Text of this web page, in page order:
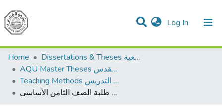
Log In (current)
Communities & Collections
All of DSpace
Home
Dissertations & Theses الرسائل الجامعية
AQU Master Theses الرسائل الجامعية الخاصة بجامعة القدس
Teaching Methods أساليب التدريس
أثر استراتيجية مبنية على اقتصاد المعرفة ومدعمة إلكترونياً في فهم المفاهيم العلمية وتنمية التفكير العلمي لدى طلبة الصف الثامن الأساسي